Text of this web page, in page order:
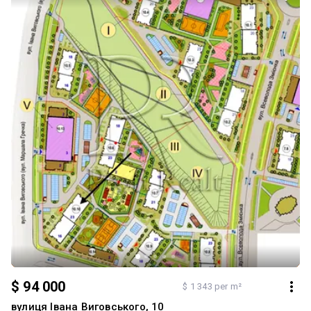
$ 94 000 $ 1 343 per m²
вулиця Івана Виговського, 10